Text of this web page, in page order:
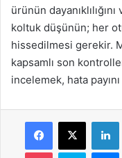
ürünün
koltuk düşünün; her
hissedilmesi gerekir.
kapsamlı son
incelemek, hata
Facebook
X
Pocket Skype